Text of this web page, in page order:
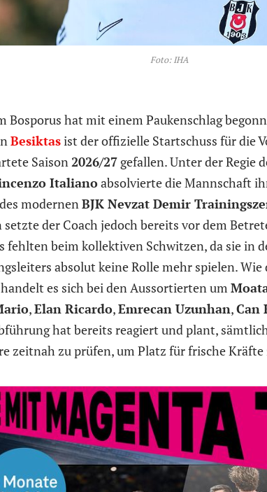
Foto: IHA
Bosporus hat mit einem Paukenschlag
Besiktasist der offizielle Startschuss für die
Saison2026/27 gefallen. Unter der Regie
Italianoabsolvierte die Mannschaft
modernenBJK Nevzat Demir
der Coach jedoch bereits vor dem
fehlten beim kollektiven Schwitzen, da sie in
absolut keine Rolle mehr spielen. Wie
es sich bei den Aussortierten um
,Elan Ricardo,Emrecan Uzunhan,Can
hat bereits reagiert und plant,
zeitnah zu prüfen, um Platz für frische Kräfte